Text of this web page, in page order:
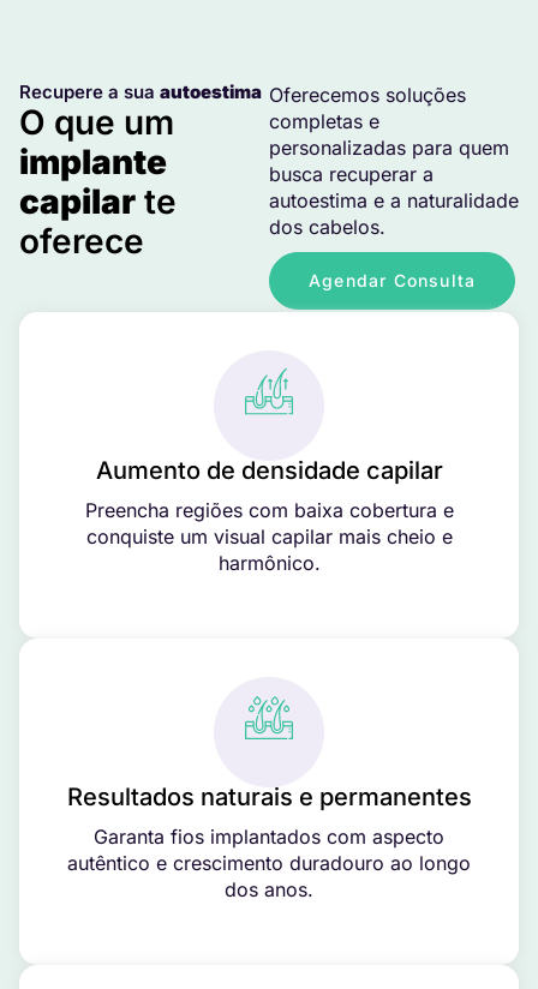
Recupere a sua autoestima
O que um
implante
capilar te
oferece
Oferecemos soluções
completas e
personalizadas para quem
busca recuperar a
autoestima e a naturalidade
dos cabelos.
Agendar Consulta
Aumento de densidade capilar
Preencha regiões com baixa cobertura e
conquiste um visual capilar mais cheio e
harmônico.
Resultados naturais e permanentes
Garanta fios implantados com aspecto
autêntico e crescimento duradouro ao longo
dos anos.